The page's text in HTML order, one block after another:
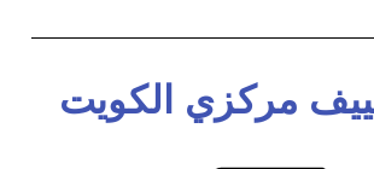
مركزي الكويت